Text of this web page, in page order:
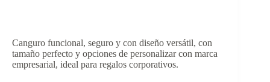
Canguro funcional, seguro y con diseño versátil, con
tamaño perfecto y opciones de personalizar con marca
empresarial, ideal para regalos corporativos.